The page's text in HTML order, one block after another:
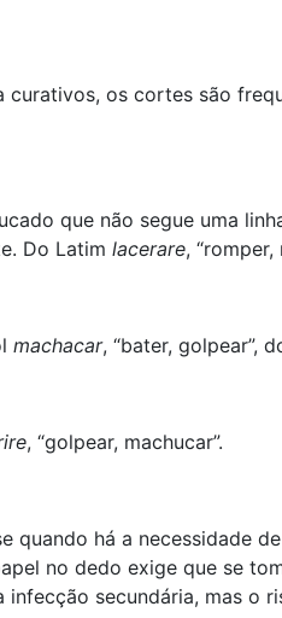
os cortes são
que não segue uma
Do Latim lacerare,
machacar, “bater, golpear”,
, “golpear, machucar”.
quando há a necessidade
no dedo exige que se
secundária, mas o